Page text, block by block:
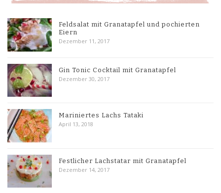
Feldsalat mit Granatapfel und pochierten
Eiern
Dezember 11, 2017
Gin Tonic Cocktail mit Granatapfel
Dezember 30, 2017
Mariniertes Lachs Tataki
April 13, 2018
Festlicher Lachstatar mit Granatapfel
Dezember 14, 2017